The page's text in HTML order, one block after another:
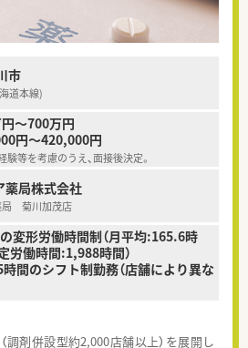
市
道本線)
～700万円
円～420,000円
験等を考慮のうえ、面接後決定。
薬局株式会社
局 菊川加茂店
変形労働時間制（月平均:165.6時
労働時間:1,988時間）
間のシフト制勤務（店舗により異な
剤併設型約2,000店舗以上）を展開し